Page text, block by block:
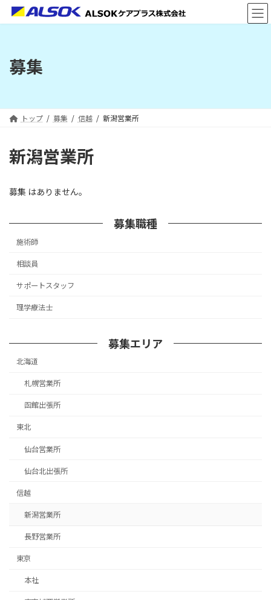
募集
トップ 募集 信越 新潟営業所
新潟営業所
募集 はありません。
募集職種
施術師
相談員
サポートスタッフ
理学療法士
募集エリア
北海道
札幌営業所
函館出張所
東北
仙台営業所
仙台北出張所
信越
新潟営業所
長野営業所
東京
本社